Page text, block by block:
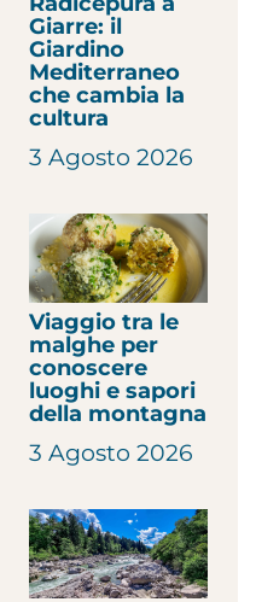
Giarre: il
Giardino
Mediterraneo
che cambia la
cultura
3 Agosto 2026
Viaggio tra le
malghe per
conoscere
luoghi e sapori
della montagna
3 Agosto 2026